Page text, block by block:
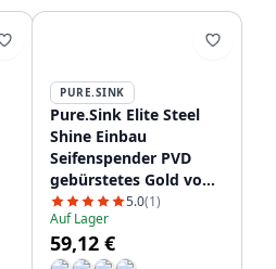
PURE.SINK
Pure.Sink Elite Steel
Shine Einbau
Seifenspender PVD
gebürstetes Gold von
oben nachfüllbar
PS9010-60
5.0(1)
Auf Lager
59,12 €